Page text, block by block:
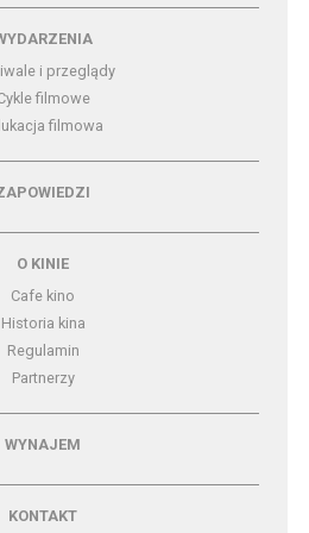
i przeglądy
filmowe
filmowa
O KINIE
Cafe kino
Historia kina
Regulamin
Partnerzy
WYNAJEM
KONTAKT